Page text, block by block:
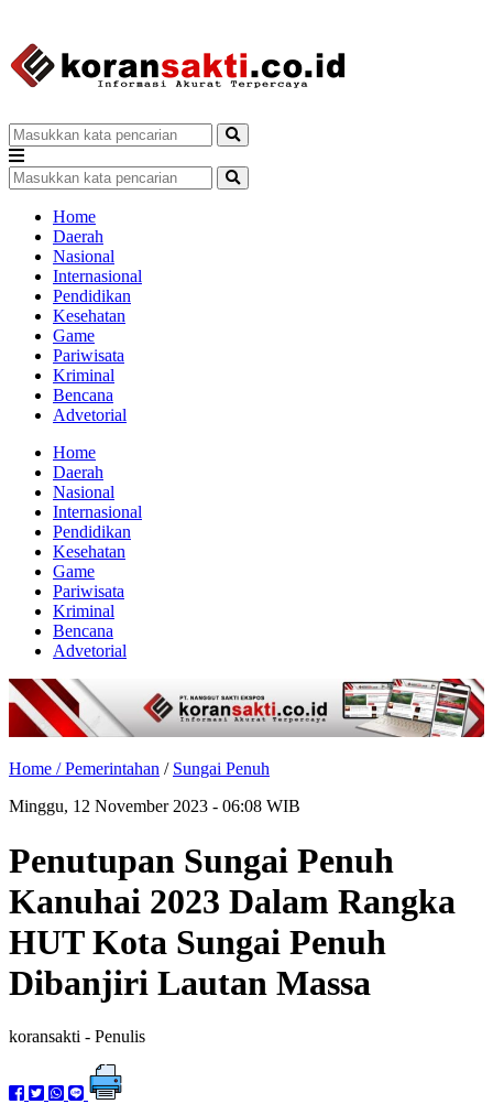
Home
Daerah
Nasional
Internasional
Pendidikan
Kesehatan
Game
Pariwisata
Kriminal
Bencana
Advetorial
Home
Daerah
Nasional
Internasional
Pendidikan
Kesehatan
Game
Pariwisata
Kriminal
Bencana
Advetorial
Home /Pemerintahan / Sungai Penuh
Minggu, 12 November 2023 - 06:08 WIB
Penutupan Sungai Penuh
Kanuhai 2023 Dalam Rangka
HUT Kota Sungai Penuh
Dibanjiri Lautan Massa
koransakti - Penulis